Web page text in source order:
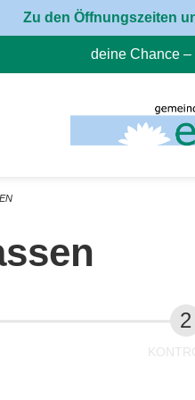
Zu den Öffnungszeiten
deine Chance –